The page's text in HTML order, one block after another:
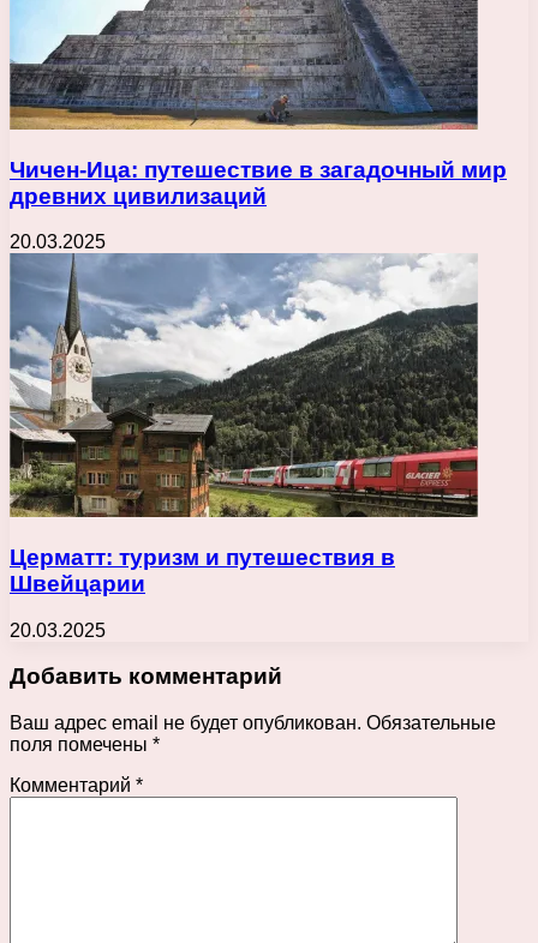
Чичен-Ица: путешествие в загадочный мир
древних цивилизаций
20.03.2025
Церматт: туризм и путешествия в
Швейцарии
20.03.2025
Добавить комментарий
Ваш адрес email не будет опубликован. Обязательные
поля помечены *
Комментарий *